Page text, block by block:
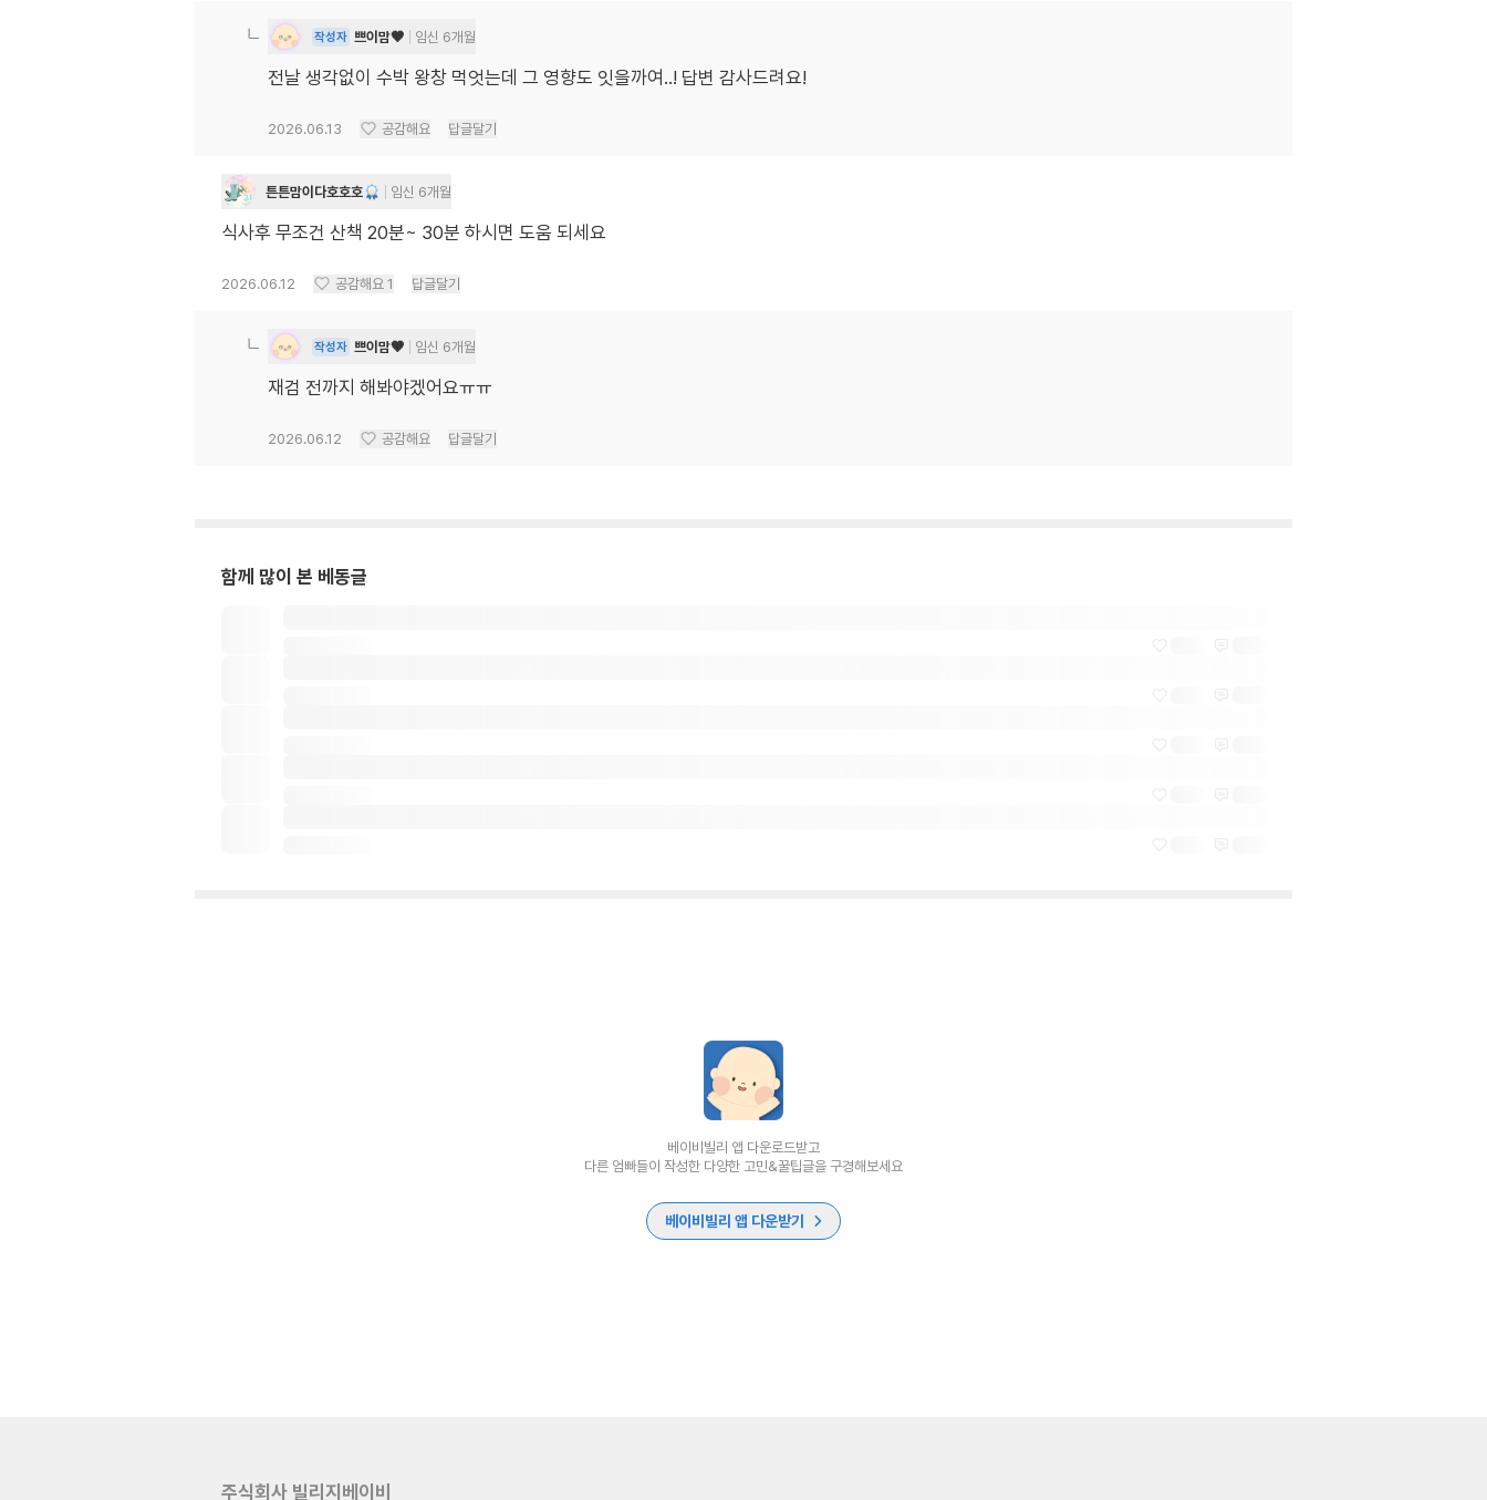
작성자 쁘이맘🤎 임신 6개월
전날 생각없이 수박 왕창 먹엇는데 그 영향도 잇을까여..! 답변 감사드려요!
2026.06.13 공감해요 답글달기
튼튼맘이다호호호 임신 6개월
식사후 무조건 산책 20분~ 30분 하시면 도움 되세요
2026.06.12 공감해요 1 답글달기
작성자 쁘이맘🤎 임신 6개월
재검 전까지 해봐야겠어요ㅠㅠ
2026.06.12 공감해요 답글달기
함께 많이 본 베동글
베이비빌리 앱 다운로드받고
다른 엄빠들이 작성한 다양한 고민&꿀팁글을 구경해보세요
베이비빌리 앱 다운받기
주식회사 빌리지베이비